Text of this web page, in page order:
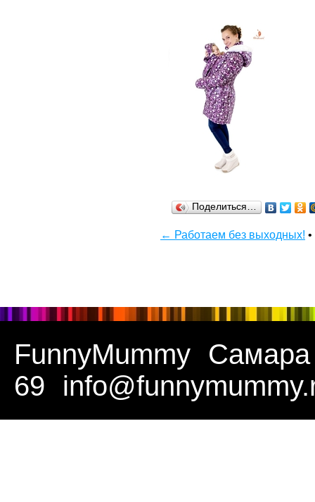
Поделиться…
← Работаем без выходных! •
FunnyMummy
Самара
69